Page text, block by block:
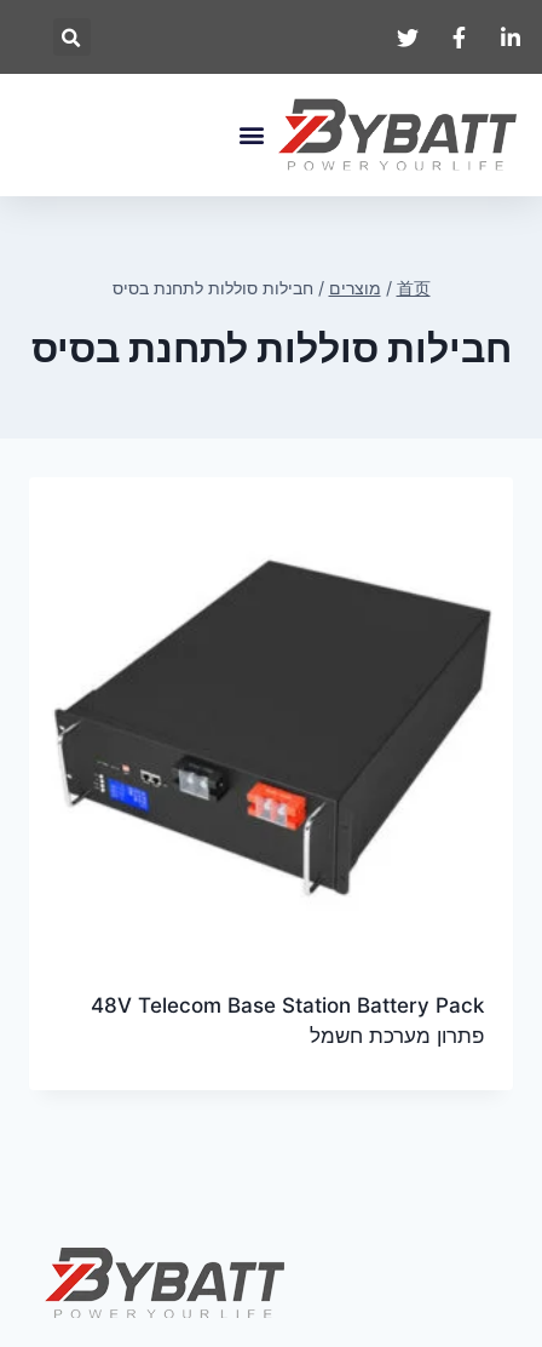
首页
/ מוצרים / חבילות סוללות לתחנת בסיס
חבילות סוללות לתחנת בסיס
48V Telecom Base Station Battery Pack
פתרון מערכת חשמל